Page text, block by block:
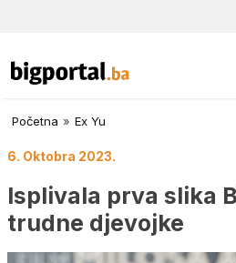
Početna » Ex Yu
6. Oktobra 2023.
Isplivala prva slika
trudne djevojke